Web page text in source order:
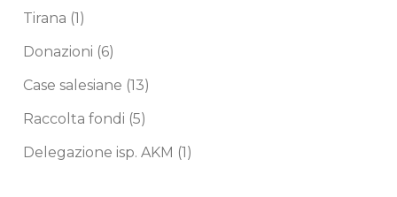
Tirana (1)
Donazioni (6)
Case salesiane (13)
Raccolta fondi (5)
Delegazione isp. AKM (1)